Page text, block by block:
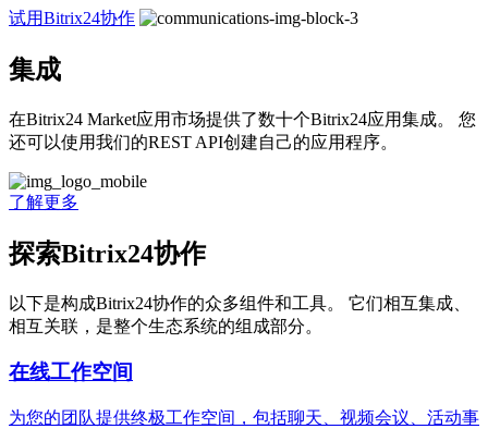
试用Bitrix24协作
集成
在Bitrix24 Market应用市场提供了数十个Bitrix24应用集成。 您
还可以使用我们的REST API创建自己的应用程序。
了解更多
探索Bitrix24协作
以下是构成Bitrix24协作的众多组件和工具。 它们相互集成、
相互关联，是整个生态系统的组成部分。
在线工作空间
为您的团队提供终极工作空间，包括聊天、视频会议、活动事